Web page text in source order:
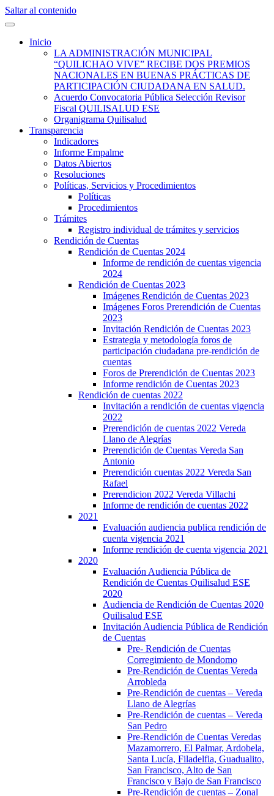
Saltar al contenido
Quilisalud
Inicio
LA ADMINISTRACIÓN MUNICIPAL
“QUILICHAO VIVE” RECIBE DOS PREMIOS
NACIONALES EN BUENAS PRÁCTICAS DE
PARTICIPACIÓN CIUDADANA EN SALUD.
Acuerdo Convocatoria Pública Selección Revisor
Fiscal QUILISALUD ESE
Organigrama Quilisalud
Transparencia
Indicadores
Informe Empalme
Datos Abiertos
Resoluciones
Políticas, Servicios y Procedimientos
Políticas
Procedimientos
Trámites
Registro individual de trámites y servicios
Rendición de Cuentas
Rendición de Cuentas 2024
Informe de rendición de cuentas vigencia
2024
Rendición de Cuentas 2023
Imágenes Rendición de Cuentas 2023
Imágenes Foros Prerendición de Cuentas
2023
Invitación Rendición de Cuentas 2023
Estrategia y metodología foros de
participación ciudadana pre-rendición de
cuentas
Foros de Prerendición de Cuentas 2023
Informe rendición de Cuentas 2023
Rendición de cuentas 2022
Invitación a rendición de cuentas vigencia
2022
Prerendición de cuentas 2022 Vereda
Llano de Alegrías
Prerendición de Cuentas Vereda San
Antonio
Prerendición cuentas 2022 Vereda San
Rafael
Prerendicion 2022 Vereda Villachi
Informe de rendición de cuentas 2022
2021
Evaluación audiencia publica rendición de
cuenta vigencia 2021
Informe rendición de cuenta vigencia 2021
2020
Evaluación Audiencia Pública de
Rendición de Cuentas Quilisalud ESE
2020
Audiencia de Rendición de Cuentas 2020
Quilisalud ESE
Invitación Audiencia Pública de Rendición
de Cuentas
Pre- Rendición de Cuentas
Corregimiento de Mondomo
Pre-Rendición de Cuentas Vereda
Arrobleda
Pre-Rendición de cuentas – Vereda
Llano de Alegrías
Pre-Rendición de cuentas – Vereda
San Pedro
Pre-Rendición de Cuentas Veredas
Mazamorrero, El Palmar, Ardobela,
Santa Lucía, Filadelfia, Guadualito,
San Francisco, Alto de San
Francisco y Bajo de San Francisco
Pre-Rendición de cuentas – Zonal